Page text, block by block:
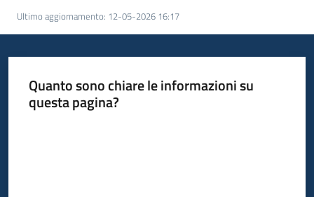
Ultimo aggiornamento: 12-05-2026 16:17
Quanto sono chiare le informazioni su
questa pagina?